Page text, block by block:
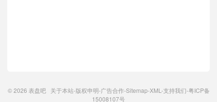
© 2026 表盘吧 关于本站-版权申明-广告合作-Sitemap-XML -支持我们-粤ICP备
15008107号